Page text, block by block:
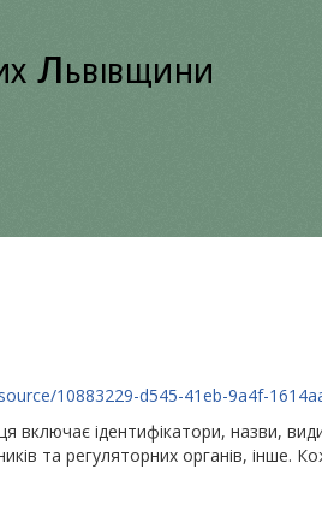
Львівщини
10883229-d545-41eb-9a4f-
ідентифікатори, назви,
та регуляторних органів, інше.